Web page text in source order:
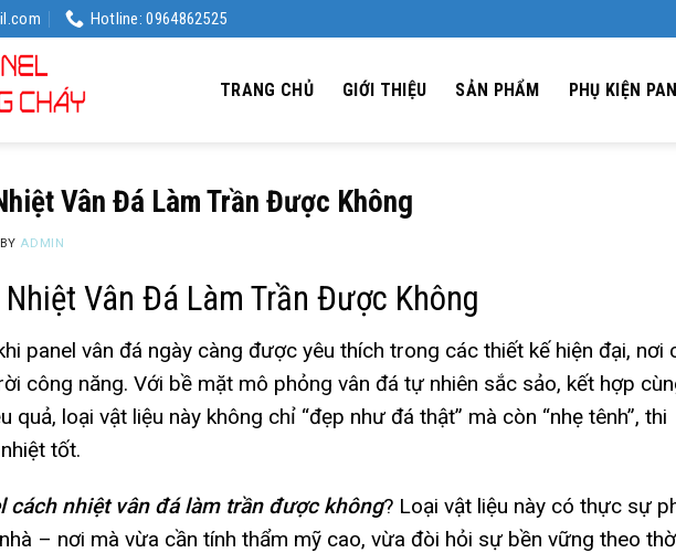
Hotline: 0964862525
TRANG CHỦ GIỚI THIỆU SẢN PHẨM PHỤ KIỆN
Vân Đá Làm Trần Được Không
BY ADMIN
Vân Đá Làm Trần Được Không
panel vân đá ngày càng được yêu thích trong các thiết kế hiện đại, nơi
công năng. Với bề mặt mô phỏng vân đá tự nhiên sắc sảo, kết hợp
quả, loại vật liệu này không chỉ “đẹp như đá thật” mà còn “nhẹ tênh”, thi
tốt.
cách nhiệt vân đá làm trần được không? Loại vật liệu này có thực sự
– nơi mà vừa cần tính thẩm mỹ cao, vừa đòi hỏi sự bền vững theo